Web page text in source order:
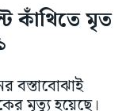
কাঁথিতে মৃত
বস্তাবোঝাই
মৃত্যু হয়েছে।